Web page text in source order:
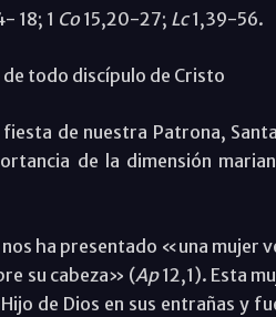
18; 1 Co 15,20-27; Lc1,39-56.
todo discípulo de Cristo
de nuestra Patrona,
de la dimensión
ha presentado «una mujer
su cabeza» (Ap12,1). Esta
de Dios en sus entrañas y